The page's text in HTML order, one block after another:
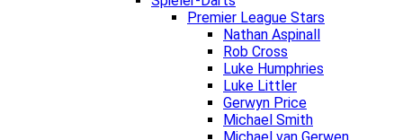
Premier League Stars
Nathan Aspinall
Rob Cross
Luke Humphries
Luke Littler
Gerwyn Price
Michael Smith